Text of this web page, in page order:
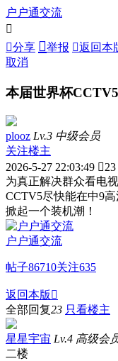
户户通交流

分享 举报 返回本
取消
本届世界杯
plooz Lv.3 中级会员
关注楼主
2026-5-27 22:03:49 23
为真正解决群众看电
CCTV5尽快能在中9
掀起一个装机潮！
户户通交流
帖子86710关注635
返回本版 
全部回复23 只看楼主
星星宇宙 Lv.4 高级会
二楼